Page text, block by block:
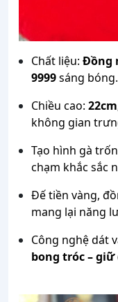
Chất liệu: Đồng
9999sáng bóng.
Chiều cao: 22cm
không gian
Tạo hình gà
chạm khắc sắc
Đế tiền vàng,
mang lại năng
Công nghệ dát
bong tróc –